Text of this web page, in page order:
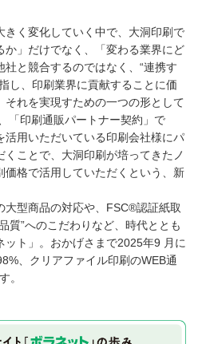
きく変化していく中で、大洞印刷で
か」だけでなく、「変わる業界にど
と競合するのではなく、“連携す
し、印刷業界に貢献することに価
れを実現すための一つの形として
「印刷通販パートナー契約」で
活用いただいている印刷会社様にパ
ことで、大洞印刷が培ってきたノ
価格で活用していただくという、新
大型商品の対応や、FSC®認証紙取
質”へのこだわりなど、時代ととも
ット」。おかげさまで2025年9 月に
、クリアファイル印刷のWEB通
。